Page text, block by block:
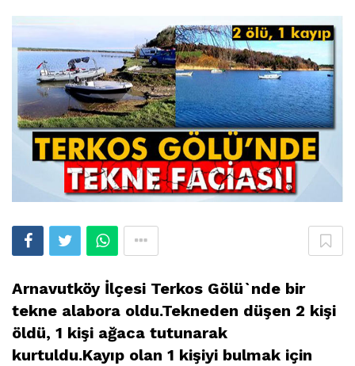
Arnavutköy İlçesi Terkos Gölü`nde bir
tekne alabora oldu.Tekneden düşen 2 kişi
öldü, 1 kişi ağaca tutunarak
kurtuldu.Kayıp olan 1 kişiyi bulmak için